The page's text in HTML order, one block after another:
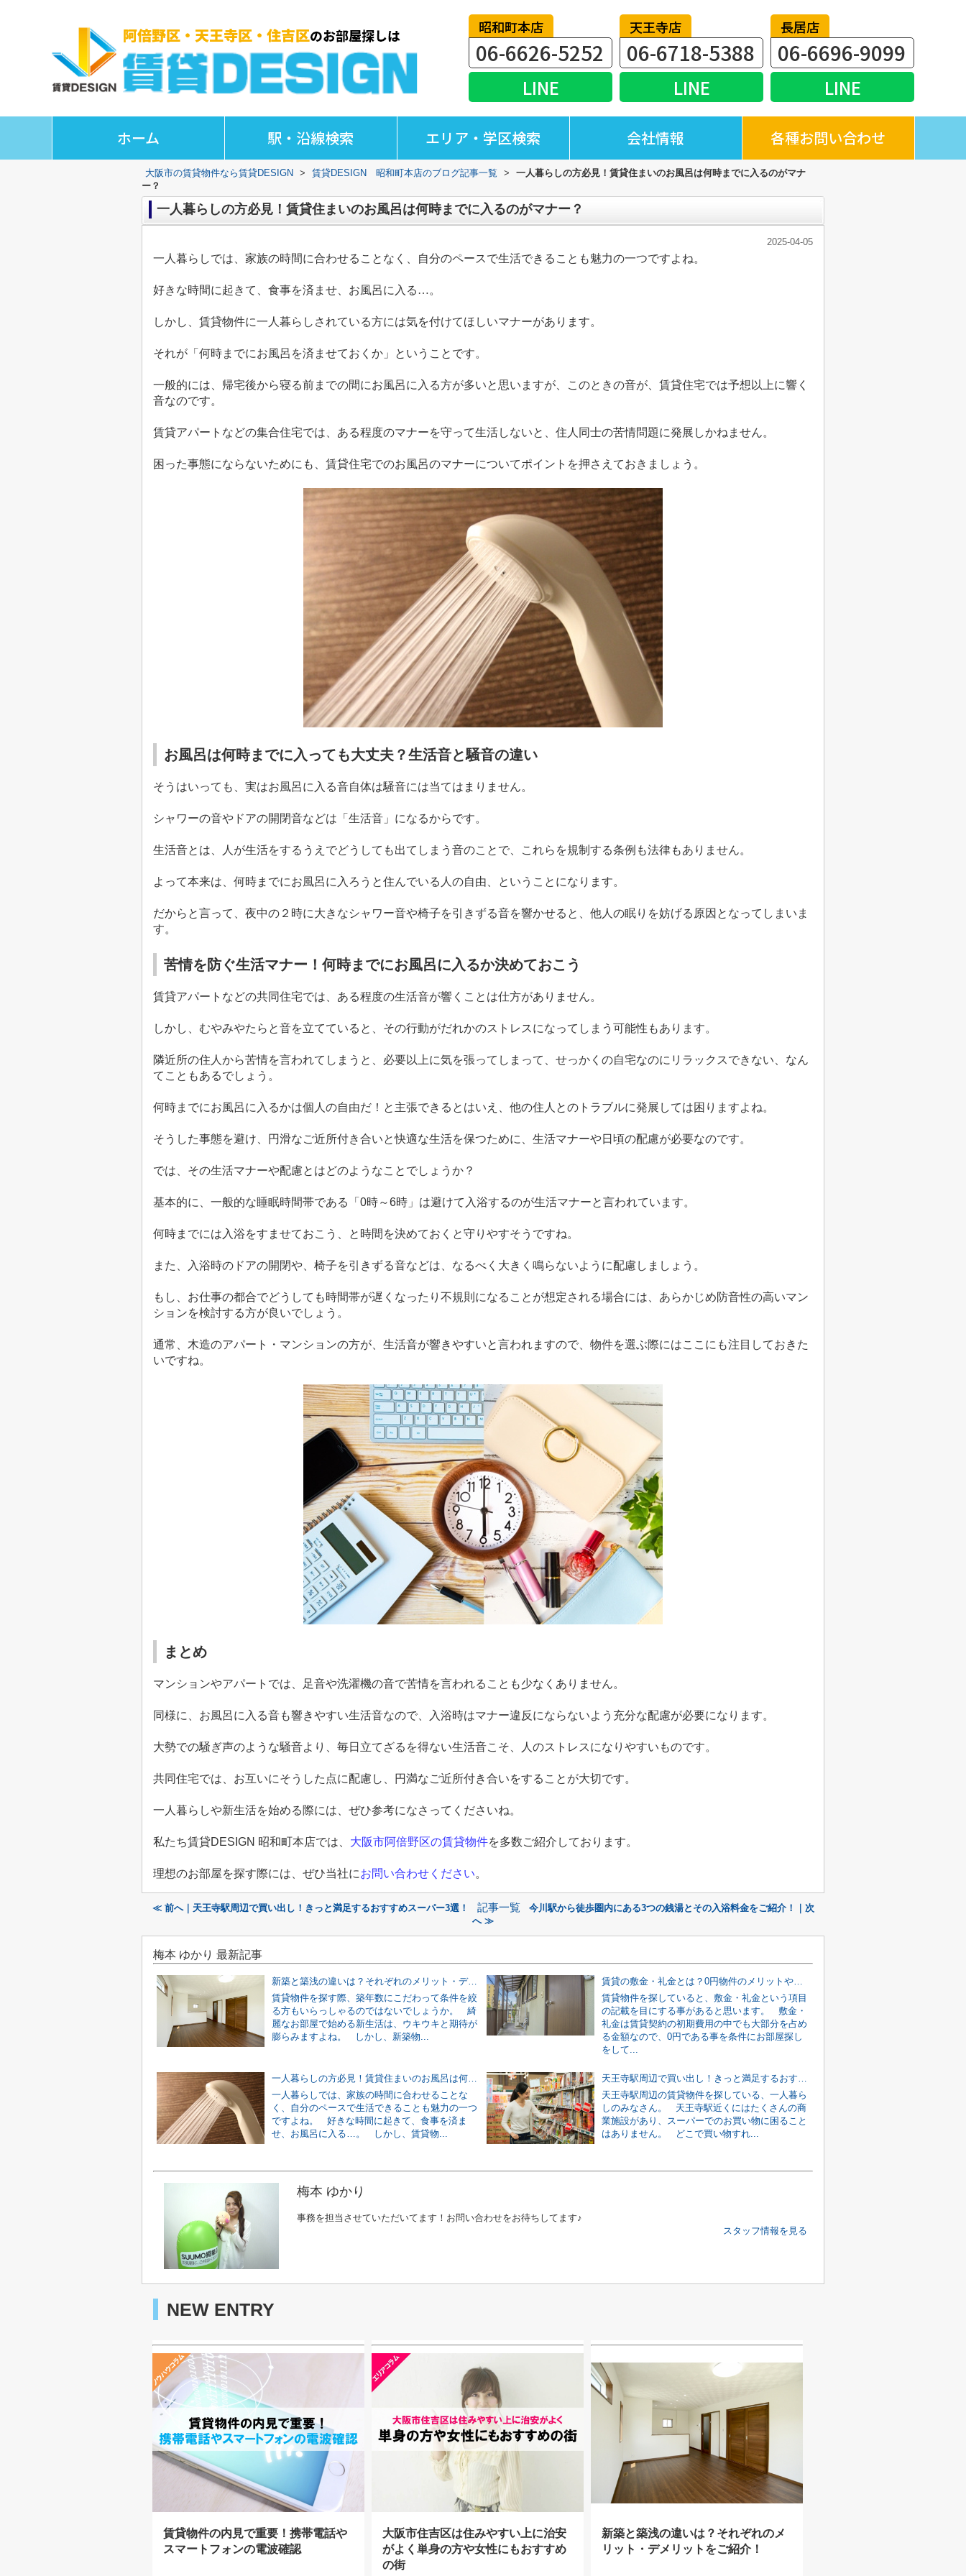
昭和町本店
06-6626-5252
LINE
天王寺店
06-6718-5388
LINE
長居店
06-6696-9099
LINE
ホーム 駅・沿線検索 エリア・学区検索 会社情報 各種お問い合わせ
大阪市の賃貸物件なら賃貸DESIGN > 賃貸DESIGN 昭和町本店のブログ記事一覧 >
一人暮らしの方必見！賃貸住まいのお風呂は何時までに入るのがマナ
ー？
一人暮らしの方必見！賃貸住まいのお風呂は何時までに入るのがマナー？
2025-04-05
一人暮らしでは、家族の時間に合わせることなく、自分のペースで生活できることも魅力の一つですよね。
好きな時間に起きて、食事を済ませ、お風呂に入る…。
しかし、賃貸物件に一人暮らしされている方には気を付けてほしいマナーがあります。
それが「何時までにお風呂を済ませておくか」ということです。
一般的には、帰宅後から寝る前までの間にお風呂に入る方が多いと思いますが、このときの音が、賃貸住宅では予想以上に響く
音なのです。
賃貸アパートなどの集合住宅では、ある程度のマナーを守って生活しないと、住人同士の苦情問題に発展しかねません。
困った事態にならないためにも、賃貸住宅でのお風呂のマナーについてポイントを押さえておきましょう。
お風呂は何時までに入っても大丈夫？生活音と騒音の違い
そうはいっても、実はお風呂に入る音自体は騒音には当てはまりません。
シャワーの音やドアの開閉音などは「生活音」になるからです。
生活音とは、人が生活をするうえでどうしても出てしまう音のことで、これらを規制する条例も法律もありません。
よって本来は、何時までにお風呂に入ろうと住んでいる人の自由、ということになります。
だからと言って、夜中の２時に大きなシャワー音や椅子を引きずる音を響かせると、他人の眠りを妨げる原因となってしまいま
す。
苦情を防ぐ生活マナー！何時までにお風呂に入るか決めておこう
賃貸アパートなどの共同住宅では、ある程度の生活音が響くことは仕方がありません。
しかし、むやみやたらと音を立てていると、その行動がだれかのストレスになってしまう可能性もあります。
隣近所の住人から苦情を言われてしまうと、必要以上に気を張ってしまって、せっかくの自宅なのにリラックスできない、なん
てこともあるでしょう。
何時までにお風呂に入るかは個人の自由だ！と主張できるとはいえ、他の住人とのトラブルに発展しては困りますよね。
そうした事態を避け、円滑なご近所付き合いと快適な生活を保つために、生活マナーや日頃の配慮が必要なのです。
では、その生活マナーや配慮とはどのようなことでしょうか？
基本的に、一般的な睡眠時間帯である「 0時～6時」は避けて入浴するのが生活マナーと言われています。
何時までには入浴をすませておこう、と時間を決めておくと守りやすそうですね。
また、入浴時のドアの開閉や、椅子を引きずる音などは、なるべく大きく鳴らないように配慮しましょう。
もし、お仕事の都合でどうしても時間帯が遅くなったり不規則になることが想定される場合には、あらかじめ防音性の高いマン
ションを検討する方が良いでしょう。
通常、木造のアパート・マンションの方が、生活音が響きやすいと言われますので、物件を選ぶ際にはここにも注目しておきた
いですね。
まとめ
マンションやアパートでは、足音や洗濯機の音で苦情を言われることも少なくありません。
同様に、お風呂に入る音も響きやすい生活音なので、入浴時はマナー違反にならないよう充分な配慮が必要になります。
大勢での騒ぎ声のような騒音より、毎日立てざるを得ない生活音こそ、人のストレスになりやすいものです。
共同住宅では、お互いにそうした点に配慮し、円満なご近所付き合いをすることが大切です。
一人暮らしや新生活を始める際には、ぜひ参考になさってくださいね。
私たち賃貸DESIGN 昭和町本店では、 大阪市阿倍野区の賃貸物件を多数ご紹介しております。
理想のお部屋を探す際には、ぜひ当社にお問い合わせください。
≪ 前へ｜天王寺駅周辺で買い出し！きっと満足するおすすめスーパー3選！ 記事一覧
今川駅から徒歩圏内にある3つの銭湯とその入浴料金をご紹介！｜次
へ ≫
梅本 ゆかり 最新記事
新築と築浅の違いは？それぞれのメリット・デメリットをご紹介！
賃貸物件を探す際、築年数にこだわって条件を絞
る方もいらっしゃるのではないでしょうか。 綺
麗なお部屋で始める新生活は、ウキウキと期待が
膨らみますよね。 しかし、新築物...
賃貸の敷金・礼金とは？0円物件のメリットやデメリットをご紹介！
賃貸物件を探していると、敷金・礼金という項目
の記載を目にする事があると思います。 敷金・
礼金は賃貸契約の初期費用の中でも大部分を占め
る金額なので、0円である事を条件にお部屋探し
をして...
一人暮らしの方必見！賃貸住まいのお風呂は何時までに入るのがマナー？
一人暮らしでは、家族の時間に合わせることな
く、自分のペースで生活できることも魅力の一つ
ですよね。 好きな時間に起きて、食事を済ま
せ、お風呂に入る…。 しかし、賃貸物...
天王寺駅周辺で買い出し！きっと満足するおすすめスーパー3選！
天王寺駅周辺の賃貸物件を探している、一人暮ら
しのみなさん。 天王寺駅近くにはたくさんの商
業施設があり、スーパーでのお買い物に困ること
はありません。 どこで買い物すれ...
梅本 ゆかり
事務を担当させていただいてます！お問い合わせをお待ちしてます♪
スタッフ情報を見る
NEW ENTRY
賃貸物件の内見で重要！携帯電話や
スマートフォンの電波確認
大阪市住吉区は住みやすい上に治安
がよく単身の方や女性にもおすすめ
の街
新築と築浅の違いは？それぞれのメ
リット・デメリットをご紹介！